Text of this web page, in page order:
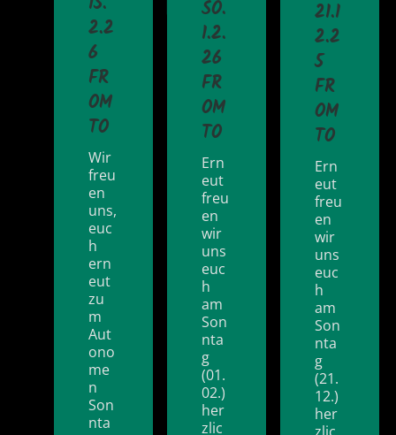
2.2
6
FR
OM
TO
Wir
freu
en
uns,
euc
h
ern
eut
zu
m
Aut
ono
me
n
Son
nta
SO.
1.2.
26
FR
OM
TO
Ern
eut
freu
en
wir
uns
euc
h
am
Son
nta
g
(01.
02.)
her
zlic
21.1
2.2
5
FR
OM
TO
Ern
eut
freu
en
wir
uns
euc
h
am
Son
nta
g
(21.
12.)
her